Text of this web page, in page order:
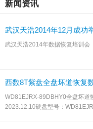
新闻资讯
武汉天浩2014年12月成功
武汉天浩2014年数据恢复培训会
西数8T紫盘全盘坏道恢复
WD81EJRX-89DBHY0全盘坏道
2023.12.10硬盘型号：WD81EJRX-89DBHY0 SN：
成功案例
在线留言